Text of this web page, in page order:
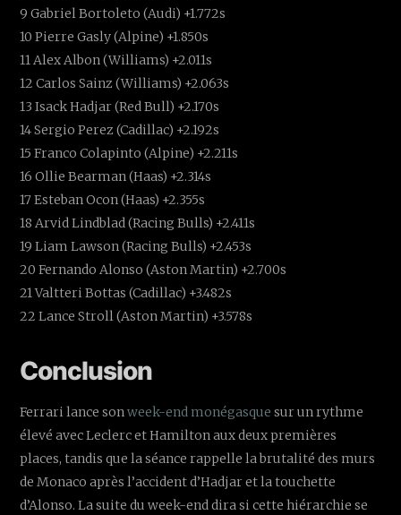
9 Gabriel Bortoleto (Audi) +1.772s
10 Pierre Gasly (Alpine) +1.850s
11 Alex Albon (Williams) +2.011s
12 Carlos Sainz (Williams) +2.063s
13 Isack Hadjar (Red Bull) +2.170s
14 Sergio Perez (Cadillac) +2.192s
15 Franco Colapinto (Alpine) +2.211s
16 Ollie Bearman (Haas) +2.314s
17 Esteban Ocon (Haas) +2.355s
18 Arvid Lindblad (Racing Bulls) +2.411s
19 Liam Lawson (Racing Bulls) +2.453s
20 Fernando Alonso (Aston Martin) +2.700s
21 Valtteri Bottas (Cadillac) +3.482s
22 Lance Stroll (Aston Martin) +3.578s
Conclusion
Ferrari lance sonweek-end monégasque sur un rythme
élevé avec Leclerc et Hamilton aux deux premières
places, tandis que la séance rappelle la brutalité des murs
de Monaco après l’accident d’Hadjar et la touchette
d’Alonso. La suite du week-end dira si cette hiérarchie se